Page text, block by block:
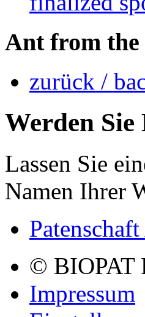
Ant from the
zurück /
Werden Sie
Lassen Sie
Namen Ihrer
© BIOPAT
Impressum